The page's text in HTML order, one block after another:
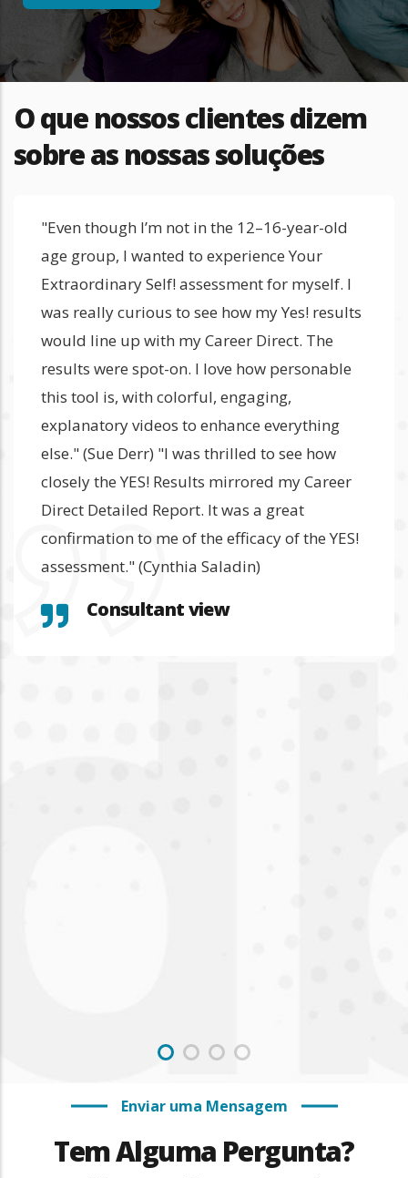
O que nossos clientes dizem
sobre as nossas soluções
"Even though I’m not in the 12–16-year-old
age group, I wanted to experience Your
Extraordinary Self! assessment for myself. I
was really curious to see how my Yes! results
would line up with my Career Direct. The
results were spot-on. I love how personable
this tool is, with colorful, engaging,
explanatory videos to enhance everything
else." (Sue Derr) "I was thrilled to see how
closely the YES! Results mirrored my Career
Direct Detailed Report. It was a great
confirmation to me of the efficacy of the YES!
assessment." (Cynthia Saladin)
Consultant view
Enviar uma Mensagem
Tem Alguma Pergunta?